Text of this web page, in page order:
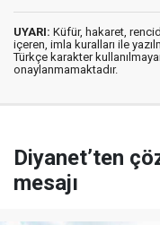
UYARI: Küfür, hakaret,
içeren, imla kuralları ile
Türkçe karakter
onaylanmamaktadır.
Diyanet’ten
mesajı